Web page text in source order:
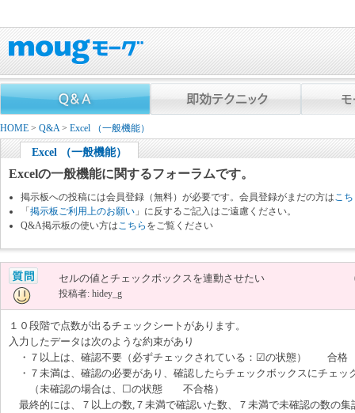
HOME > Q&A> Excel （一般機能）
Excel （一般機能）
Excelの一般機能に関するフォーラムです。
掲示板への投稿には会員登録（無料）が必要です。会員登録がまだの方は こ
「掲示板ご利用上のお願い 」に反するご記入はご遠慮ください。
Q&A掲示板の使い方は こちら をご覧ください
セルの値とチェックボックスを連動させたい
投稿者: hidey_g
１０段階で点数が出るチェックシートがあります。
入力したデータは次のような約束があり
・７以上は、確認不要（必ずチェックされている：☑の状態） 合格
・７未満は、確認の必要があり、確認したらチェックボックスにチ
（未確認の場合は、☐の状態 不合格）
最終的には、７以上の数,７未満で確認いた数、７未満で未確認の数の集